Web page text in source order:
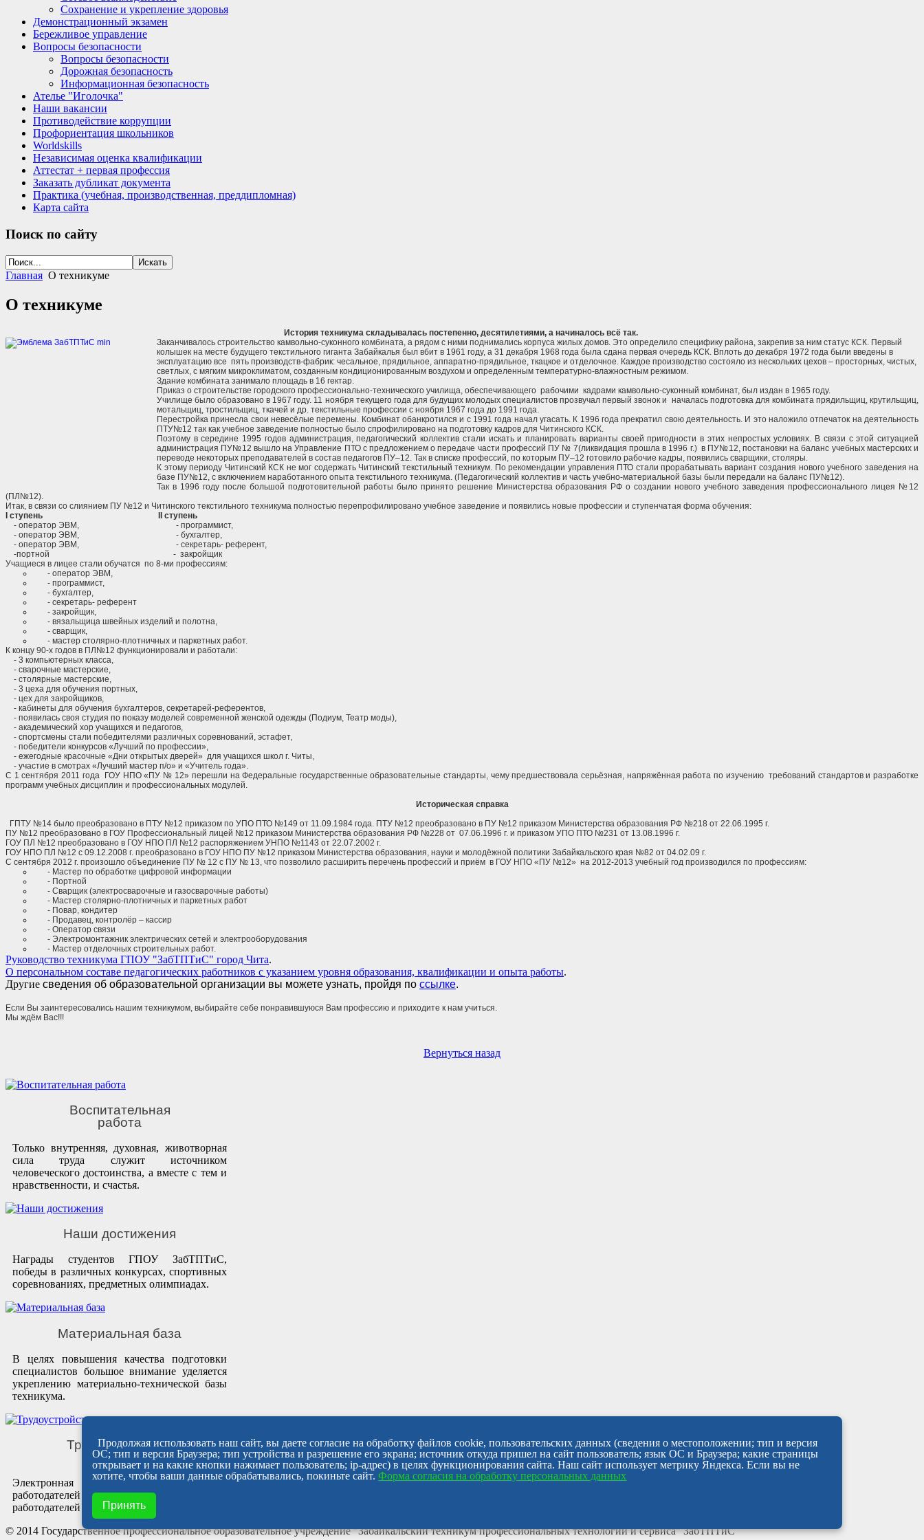
Сохранение и укрепление здоровья
Демонстрационный экзамен
Бережливое управление
Вопросы безопасности
Вопросы безопасности
Дорожная безопасность
Информационная безопасность
Ателье "Иголочка"
Наши вакансии
Противодействие коррупции
Профориентация школьников
Worldskills
Независимая оценка квалификации
Аттестат + первая профессия
Заказать дубликат документа
Практика (учебная, производственная, преддипломная)
Карта сайта
Поиск по сайту
Главная О техникуме
О техникуме
История техникума складывалась постепенно, десятилетиями, а начиналось всё так.
Заканчивалось строительство камвольно-суконного комбината, а рядом с ними поднимались корпуса жилых домов. Это определило специфику района, закрепив за ним статус КСК. Первый
колышек на месте будущего текстильного гиганта Забайкалья был вбит в 1961 году, а 31 декабря 1968 года была сдана первая очередь КСК. Вплоть до декабря 1972 года были введены в
эксплуатацию все пять производств-фабрик: чесальное, прядильное, аппаратно-прядильное, ткацкое и отделочное. Каждое производство состояло из нескольких цехов – просторных, чистых,
светлых, с мягким микроклиматом, созданным кондиционированным воздухом и определенным температурно-влажностным режимом.
Здание комбината занимало площадь в 16 гектар.
Приказ о строительстве городского профессионально-технического училища, обеспечивающего рабочими кадрами камвольно-суконный комбинат, был издан в 1965 году.
Училище было образовано в 1967 году. 11 ноября текущего года для будущих молодых специалистов прозвучал первый звонок и началась подготовка для комбината прядильщиц, крутильщиц,
мотальщиц, тростильщиц, ткачей и др. текстильные профессии с ноября 1967 года до 1991 года.
Перестройка принесла свои невесёлые перемены. Комбинат обанкротился и с 1991 года начал угасать. К 1996 года прекратил свою деятельность. И это наложило отпечаток на деятельность
ПТУ№12 так как учебное заведение полностью было спрофилировано на подготовку кадров для Читинского КСК.
Поэтому в середине 1995 годов администрация, педагогический коллектив стали искать и планировать варианты своей пригодности в этих непростых условиях. В связи с этой ситуацией
администрация ПУ№12 вышло на Управление ПТО с предложением о передаче части профессий ПУ № 7(ликвидация прошла в 1996 г.) в ПУ№12, постановки на баланс учебных мастерских и
переводе некоторых преподавателей в состав педагогов ПУ–12. Так в списке профессий, по которым ПУ–12 готовило рабочие кадры, появились сварщики, столяры.
К этому периоду Читинский КСК не мог содержать Читинский текстильный техникум. По рекомендации управления ПТО стали прорабатывать вариант создания нового учебного заведения на
базе ПУ№12, с включением наработанного опыта текстильного техникума. (Педагогический коллектив и часть учебно-материальной базы были передали на баланс ПУ№12).
Так в 1996 году после большой подготовительной работы было принято решение Министерства образования РФ о создании нового учебного заведения профессионального лицея №12
(ПЛ№12).
Итак, в связи со слиянием ПУ №12 и Читинского текстильного техникума полностью перепрофилировано учебное заведение и появились новые профессии и ступенчатая форма обучения:
I ступень II ступень
- оператор ЭВМ, - программист,
- оператор ЭВМ, - бухгалтер,
- оператор ЭВМ, - секретарь- референт,
-портной - закройщик
Учащиеся в лицее стали обучатся по 8-ми профессиям:
- оператор ЭВМ,
- программист,
- бухгалтер,
- секретарь- референт
- закройщик,
- вязальщица швейных изделий и полотна,
- сварщик,
- мастер столярно-плотничных и паркетных работ.
К концу 90-х годов в ПЛ№12 функционировали и работали:
- 3 компьютерных класса,
- сварочные мастерские,
- столярные мастерские,
- 3 цеха для обучения портных,
- цех для закройщиков,
- кабинеты для обучения бухгалтеров, секретарей-референтов,
- появилась своя студия по показу моделей современной женской одежды (Подиум, Театр моды),
- академический хор учащихся и педагогов,
- спортсмены стали победителями различных соревнований, эстафет,
- победители конкурсов «Лучший по профессии»,
- ежегодные красочные «Дни открытых дверей» для учащихся школ г. Читы,
- участие в смотрах «Лучший мастер п/о» и «Учитель года».
С 1 сентября 2011 года ГОУ НПО «ПУ № 12» перешли на Федеральные государственные образовательные стандарты, чему предшествовала серьёзная, напряжённая работа по изучению требований стандартов и разработке
программ учебных дисциплин и профессиональных модулей.
Историческая справка
ГПТУ №14 было преобразовано в ПТУ №12 приказом по УПО ПТО №149 от 11.09.1984 года. ПТУ №12 преобразовано в ПУ №12 приказом Министерства образования РФ №218 от 22.06.1995 г.
ПУ №12 преобразовано в ГОУ Профессиональный лицей №12 приказом Министерства образования РФ №228 от 07.06.1996 г. и приказом УПО ПТО №231 от 13.08.1996 г.
ГОУ ПЛ №12 преобразовано в ГОУ НПО ПЛ №12 распоряжением УНПО №1143 от 22.07.2002 г.
ГОУ НПО ПЛ №12 с 09.12.2008 г. преобразовано в ГОУ НПО ПУ №12 приказом Министерства образования, науки и молодёжной политики Забайкальского края №82 от 04.02.09 г.
С сентября 2012 г. произошло объединение ПУ № 12 с ПУ № 13, что позволило расширить перечень профессий и приём в ГОУ НПО «ПУ №12» на 2012-2013 учебный год производился по профессиям:
- Мастер по обработке цифровой информации
- Портной
- Сварщик (электросварочные и газосварочные работы)
- Мастер столярно-плотничных и паркетных работ
- Повар, кондитер
- Продавец, контролёр – кассир
- Оператор связи
- Электромонтажник электрических сетей и электрооборудования
- Мастер отделочных строительных работ.
Руководство техникума ГПОУ "ЗабТПТиС" город Чита.
О персональном составе педагогических работников с указанием уровня образования, квалификации и опыта работы.
Другие сведения об образовательной организации вы можете узнать, пройдя по ссылке.
Если Вы заинтересовались нашим техникумом, выбирайте себе понравившуюся Вам профессию и приходите к нам учиться.
Мы ждём Вас!!!
Вернуться назад
Воспитательная
работа
Только внутренняя, духовная, животворная
сила труда служит источником
человеческого достоинства, а вместе с тем и
нравственности, и счастья.
Наши достижения
Награды студентов ГПОУ ЗабТПТиС,
победы в различных конкурсах, спортивных
соревнованиях, предметных олимпиадах.
Материальная база
В целях повышения качества подготовки
специалистов большое внимание уделяется
укреплению материально-технической базы
техникума.
Трудоустройство
выпускников
Электронная биржа труда, база
работодателей и практик, мастер-классы от
работодателей и ярмарки вакансий.
© 2014 Государственное профессиональное образовательное учреждение "Забайкальский техникум профессиональных технологий и сервиса" ЗабТПТиС
Продолжая использовать наш сайт, вы даете согласие на обработку файлов cookie, пользовательских данных (сведения о местоположении; тип и версия
ОС; тип и версия Браузера; тип устройства и разрешение его экрана; источник откуда пришел на сайт пользователь; язык ОС и Браузера; какие страницы
открывает и на какие кнопки нажимает пользователь; ip-адрес) в целях функционирования сайта. Наш сайт использует метрику Яндекса. Если вы не
хотите, чтобы ваши данные обрабатывались, покиньте сайт.Форма согласия на обработку персональных данных
Принять